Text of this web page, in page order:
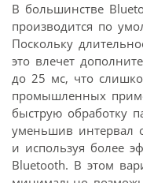
В большинстве
производится по
Поскольку
это влечет
до 25 мс, что
промышленных
быструю обработку
уменьшив интервал
и используя более
Bluetooth. В этом